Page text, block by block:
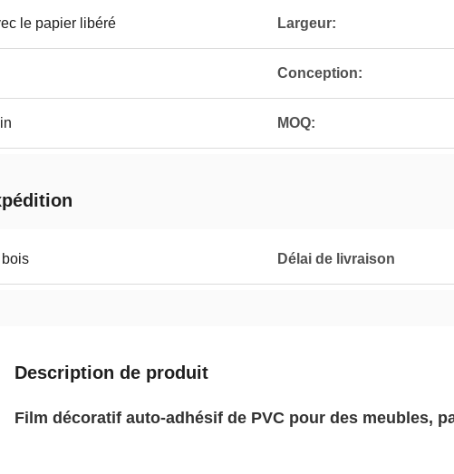
le papier libéré Largeur:
Conception:
MOQ:
bois Délai de livraison
Description de produit
Film décoratif auto-adhésif de PVC pour des meubles,